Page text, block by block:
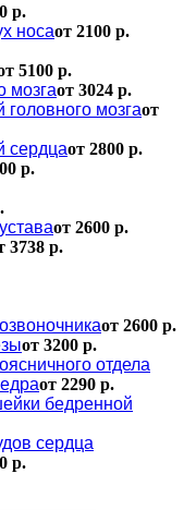
р.
носаот 2100 р.
5100 р.
мозгаот 3024 р.
мозгаот
сердцаот 2800 р.
р.
от 2600 р.
3738 р.
от 2600 р.
от 3200 р.
отдела
от 2290 р.
бедренной
сердца
р.